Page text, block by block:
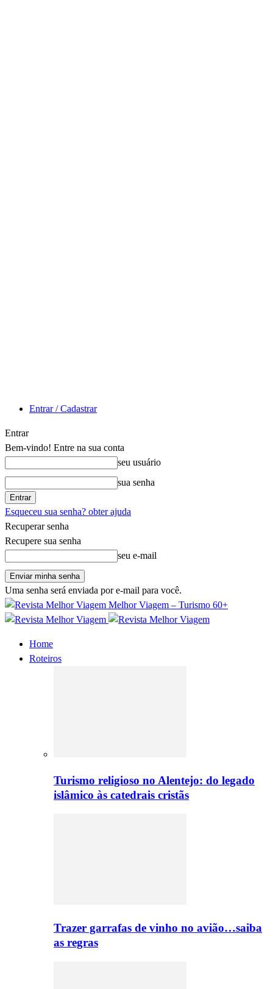
Entrar / Cadastrar
Entrar
Bem-vindo! Entre na sua conta
seu usuário
sua senha
Esqueceu sua senha? obter ajuda
Recuperar senha
Recupere sua senha
seu e-mail
Uma senha será enviada por e-mail para você.
Melhor Viagem – Turismo 60+
Home
Roteiros
Turismo religioso no Alentejo: do legado
islâmico às catedrais cristãs
Trazer garrafas de vinho no avião…saiba
as regras